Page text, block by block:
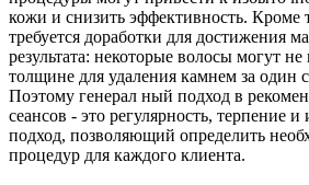
кожи и снизить эффективность. Кроме
требуется доработки для достижения
результата: некоторые волосы могут
толщине для удаления камнем за один
Поэтому генерал ный подход в
сеансов - это регулярность, терпение
подход, позволяющий определить
процедур для каждого клиента.